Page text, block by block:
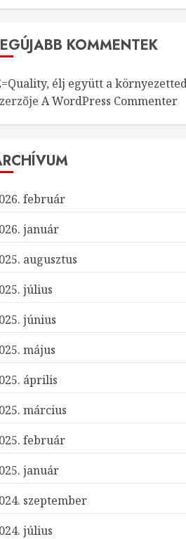
KOMMENTEK
élj együtt a
A WordPress Commenter
február
január
augusztus
július
június
május
április
március
február
január
szeptember
július